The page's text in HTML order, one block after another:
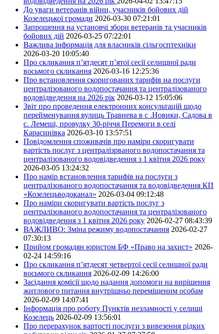
До уваги ветеранів війни, учасників бойових дій
Козелецької громади 2026-03-30 07:21:01
Запрошення на установчі збори ветеранів та учасників
бойових дій 2026-03-25 07:22:01
Важлива інформація для власників сільгосптехніки
2026-03-20 10:05:40
Про скликання п’ятдесят п’ятої сесії селищної ради
восьмого скликання 2026-03-16 12:25:36
Про встановлення скоригованих тарифів на послуги
централізованого водопостачання та централізованого
водовідведення на 2026 рік 2026-03-12 15:05:06
Звіт про проведення електронних консультацій щодо
перейменування вулиць Травнева в с .Новики, Садова в
с. Лемеші, провулку 30-річчя Перемоги в селі
Карасинівка 2026-03-10 13:57:51
Повідомлення споживачів про наміри скоригувати
вартість послуг з централізрваного водопостачання та
централізованого водовідведення з 1 квітня 2026 року
2026-03-05 13:24:32
Про намір встановлення тарифів на послуги з
централізованого водопостачання та водовідведення КП
«Козелецьводоканал» 2026-03-04 09:12:48
Про наміри скоригувати вартість послуг з
централізованого водопостачання та централізованого
водовідведення з 1 квітня 2026 року 2026-02-27 08:43:39
ВАЖЛИВО: Зміна режиму водопостачання 2026-02-27
07:30:13
Прийом громадян юристом БФ «Право на захист» 2026-
02-24 14:59:16
Про скликання п’ятдесят четвертої сесії селищної ради
восьмого скликання 2026-02-09 14:26:00
Засідання комісії щодо надання допомоги на вирішення
житлового питання внутрішньо переміщеним особам
2026-02-09 14:07:41
Інформація про роботу Пунктів незламності у селищі
Козелець 2026-02-09 13:56:01
Про перерахунок вартості послуги з вивезення рідких